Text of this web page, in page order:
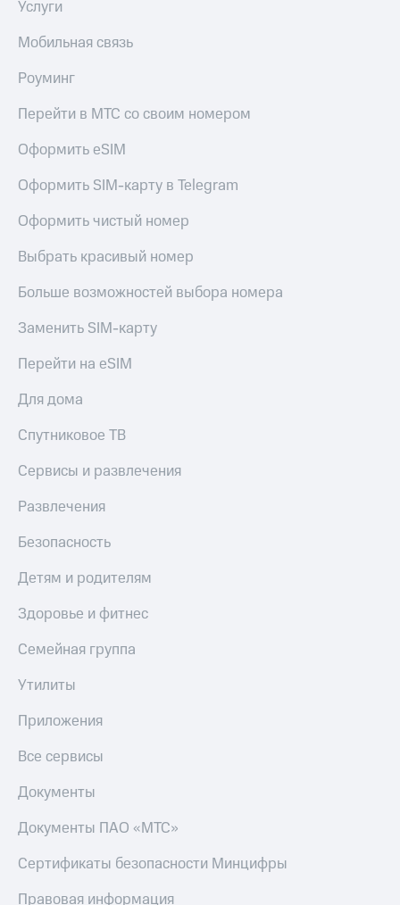
Услуги
Мобильная связь
Роуминг
Перейти в МТС со своим номером
Оформить eSIM
Оформить SIM-карту в Telegram
Оформить чистый номер
Выбрать красивый номер
Больше возможностей выбора номера
Заменить SIM-карту
Перейти на eSIM
Для дома
Спутниковое ТВ
Сервисы и развлечения
Развлечения
Безопасность
Детям и родителям
Здоровье и фитнес
Семейная группа
Утилиты
Приложения
Все сервисы
Документы
Документы ПАО «МТС»
Сертификаты безопасности Минцифры
Правовая информация